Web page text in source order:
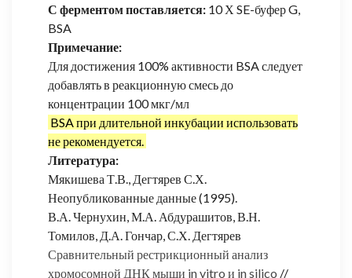
С ферментом поставляется: 10 Х SE-буфер G,
BSA
Примечание:
Для достижения 100% активности BSA следует
добавлять в реакционную смесь до
концентрации 100 мкг/мл
BSA при длительной инкубации использовать
не рекомендуется.
Литература:
Мякишева Т.В., Дегтярев С.Х.
Неопубликованные данные (1995).
В.А. Чернухин, М.А. Абдурашитов, В.Н.
Томилов, Д.А. Гончар, С.Х. Дегтярев
Сравнительный рестрикционный анализ
хромосомной ДНК мыши in vitro и in silico //